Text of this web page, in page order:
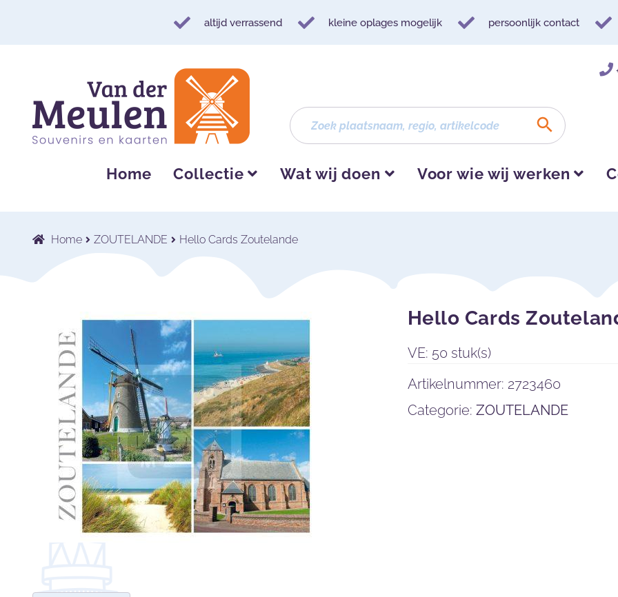
altijd verrassend kleine oplages mogelijk persoonlijk contact
navigatie
inhoud
Home Collectie Wat wij doen Voor wie wij werken
Home ZOUTELANDE Hello Cards Zoutelande
Hello Cards
VE: 50 stuk(s)
Artikelnummer: 2723460
Categorie: ZOUTELANDE